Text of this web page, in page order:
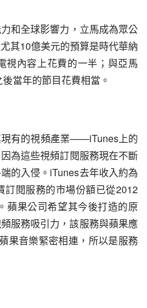
和全球影響力，立馬成為眾公
其10億美元的預算是時代華納
視內容上花費的一半；與亞馬
當年的節目花費相當。
有的視頻產業——iTunes上的
為這些視頻訂閱服務現在不斷
的入侵。iTunes去年收入約為
訂閱服務的市場份額已從2012
蘋果公司希望其今後打造的原
服務吸引力，該服務與蘋果應
果音樂緊密相連，所以是服務